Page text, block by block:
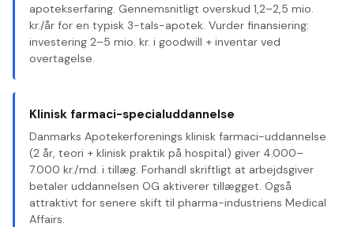
apotekserfaring. Gennemsnitligt overskud 1,2–2,5 mio.
kr./år for en typisk 3-tals-apotek. Vurder finansiering:
investering 2–5 mio. kr. i goodwill + inventar ved
overtagelse.
Klinisk farmaci-specialuddannelse
Danmarks Apotekerforenings klinisk farmaci-uddannelse
(2 år, teori + klinisk praktik på hospital) giver 4.000–
7.000 kr./md. i tillæg. Forhandl skriftligt at arbejdsgiver
betaler uddannelsen OG aktiverer tillægget. Også
attraktivt for senere skift til pharma-industriens Medical
Affairs.